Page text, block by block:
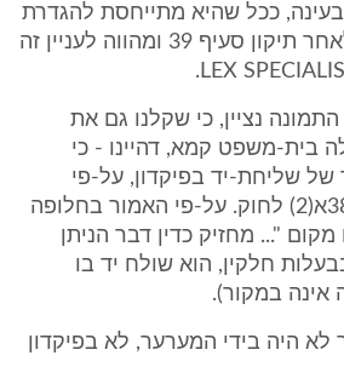
בעינה, ככל שהיא מתייחסת להגדרת
עבירת הגניבה, גם לאחר תיקון סעיף 39 ומהווה לעניין זה
התמונה נציין, כי שקלנו גם את
בית-משפט קמא, דהיינו - כי
של שליחת-יד בפיקדון, על-פי
החלופה שבסעיף 383א(2) לחוק. על-פי האמור בחלופה
מקום "... מחזיק כדין דבר הניתן
חלקין, הוא שולח יד בו
אינה במקור).
לא היה בידי המערער, לא בפיקדון